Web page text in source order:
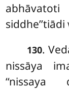
130.
nissāya
‘‘nissaya